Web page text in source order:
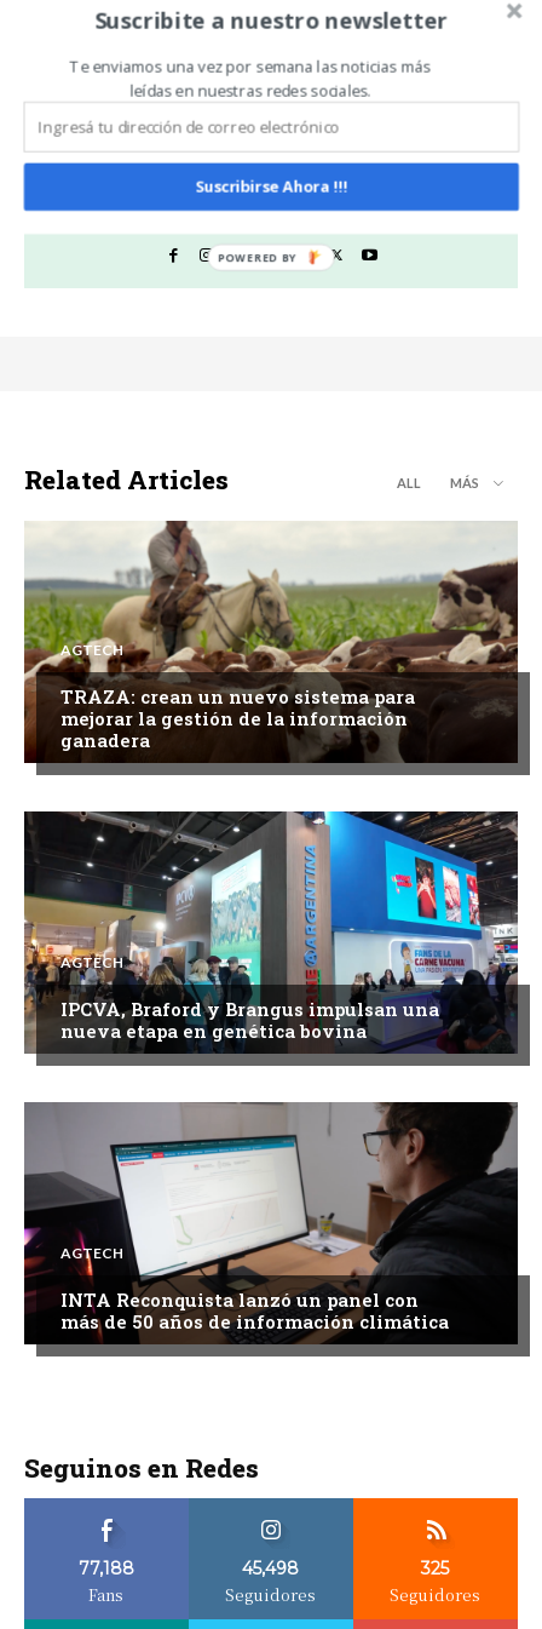
para posicionar a la
Argentina en el mundo
Noticias De Campo
https://www.noticiasdecampo.com/
Todas las Noticias de Campo en un sólo lugar.
Related Articles ALL MÁS
AGTECH
TRAZA: crean un nuevo sistema para
mejorar la gestión de la información
ganadera
AGTECH
IPCVA, Braford y Brangus impulsan una
nueva etapa en genética bovina
AGTECH
INTA Reconquista lanzó un panel con
más de 50 años de información climática
Seguinos en Redes
77,188
Fans
45,498
Seguidores
325
Seguidores
Suscribite a nuestro newsletter
Te enviamos una vez por semana las noticias más
leídas en nuestras redes sociales.
Suscribirse Ahora !!!